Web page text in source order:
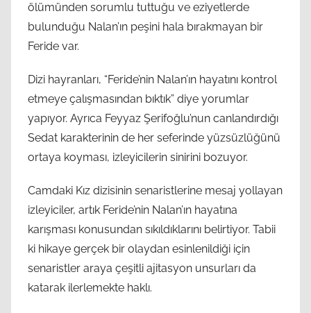
ölümünden sorumlu tuttuğu ve eziyetlerde
bulunduğu Nalan’ın peşini hala bırakmayan bir
Feride var.
Dizi hayranları, “Feride’nin Nalan’ın hayatını kontrol
etmeye çalışmasından bıktık” diye yorumlar
yapıyor. Ayrıca Feyyaz Şerifoğlu’nun canlandırdığı
Sedat karakterinin de her seferinde yüzsüzlüğünü
ortaya koyması, izleyicilerin sinirini bozuyor.
Camdaki Kız dizisinin senaristlerine mesaj yollayan
izleyiciler, artık Feride’nin Nalan’ın hayatına
karışması konusundan sıkıldıklarını belirtiyor. Tabii
ki hikaye gerçek bir olaydan esinlenildiği için
senaristler araya çeşitli ajitasyon unsurları da
katarak ilerlemekte haklı.